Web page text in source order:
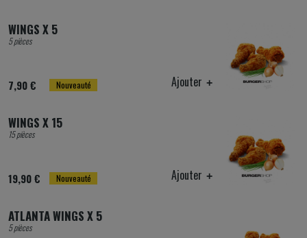
Nouveauté
WINGS X 5
5 pièces
7,90 € Ajouter
Nouveauté
WINGS X 15
15 pièces
19,90 € Ajouter
ATLANTA WINGS X 5
5 pièces